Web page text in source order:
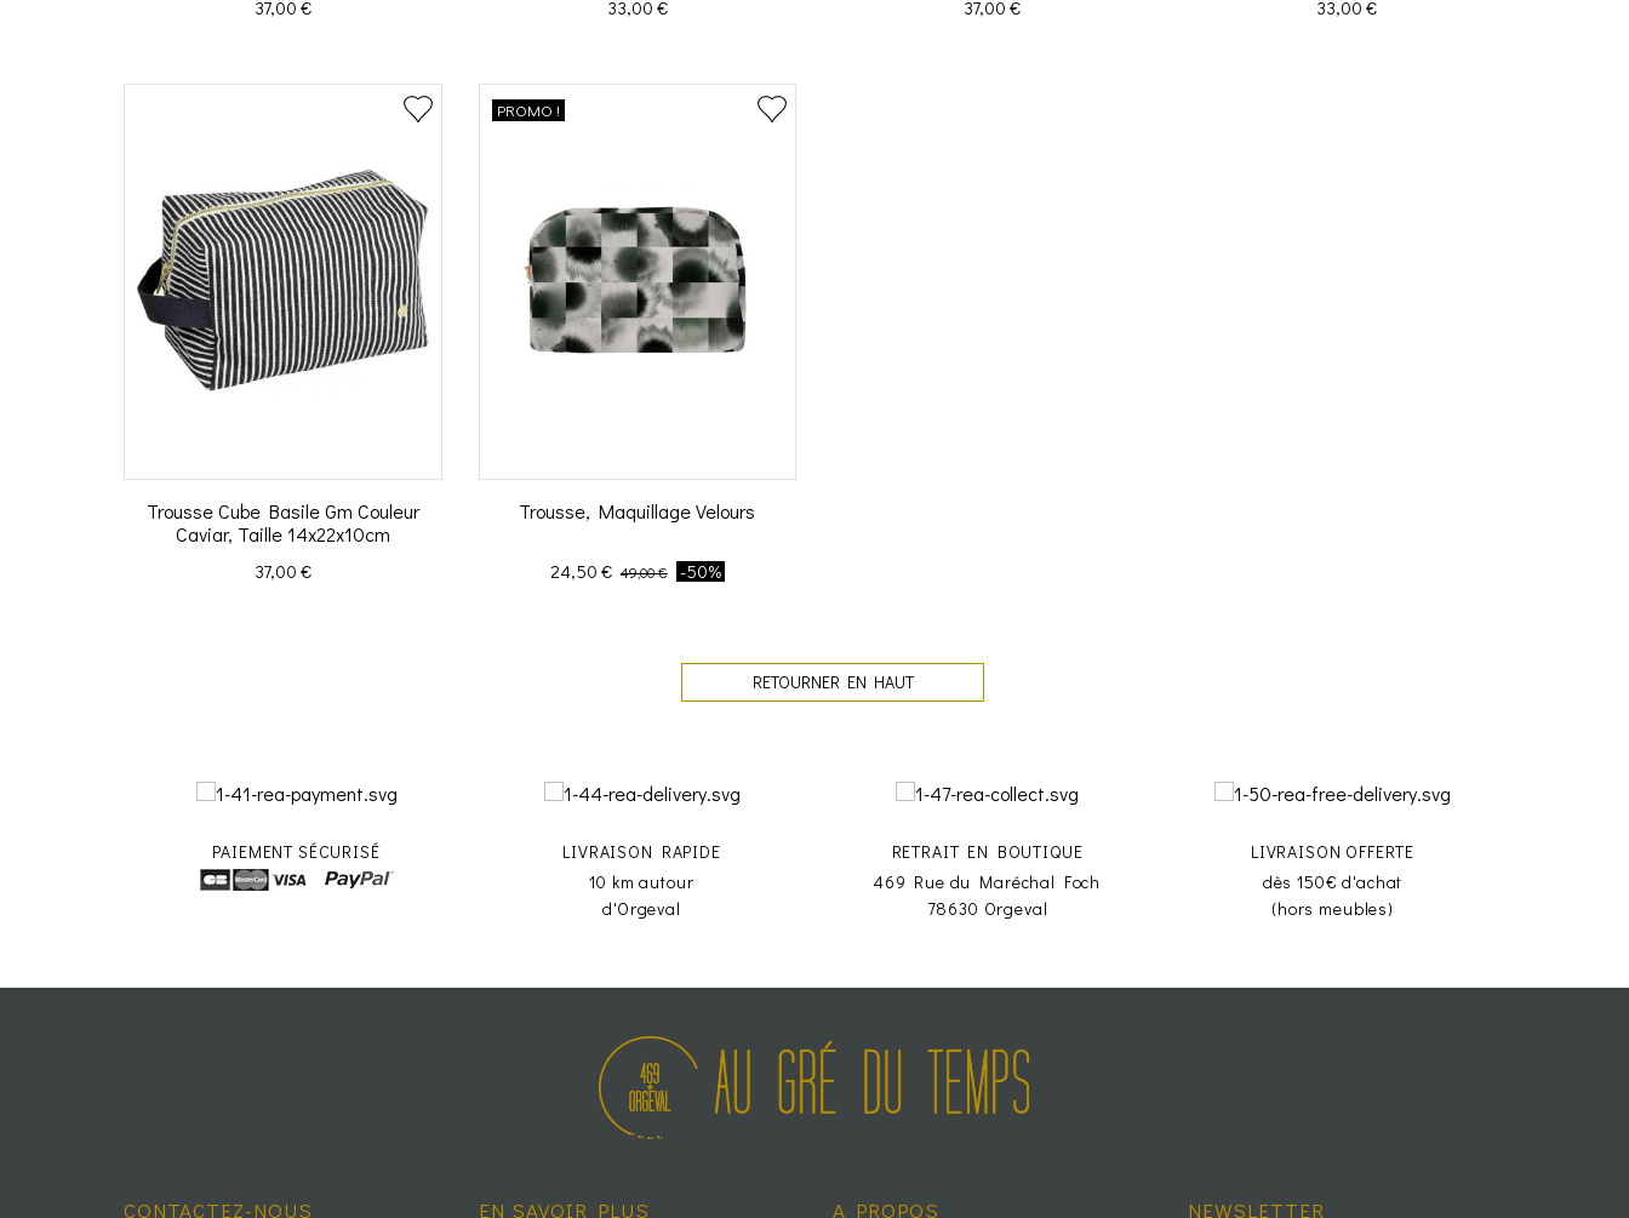
Prix
37,00 € Prix
33,00 € Prix
37,00 € Prix
33,00 €
Trousse Cube Basile Gm Couleur
Caviar, Taille 14x22x10cm
Prix
37,00 €
PROMO !
Trousse, Maquillage Velours
Prix
24,50 € Prix de base
49,00 € -50%
RETOURNER EN HAUT
PAIEMENT SÉCURISÉ
LIVRAISON RAPIDE
10 km autour
d'Orgeval
RETRAIT EN BOUTIQUE
469 Rue du Maréchal Foch
78630 Orgeval
LIVRAISON OFFERTE
dès 150€ d'achat
(hors meubles)
CONTACTEZ-NOUS EN SAVOIR PLUS A PROPOS NEWSLETTER